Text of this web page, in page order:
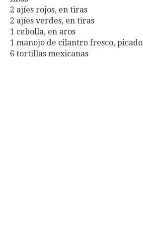
2 ajíes rojos, en tiras
2 ajíes verdes, en tiras
1 cebolla, en aros
1 manojo de cilantro fresco, picado
6 tortillas mexicanas